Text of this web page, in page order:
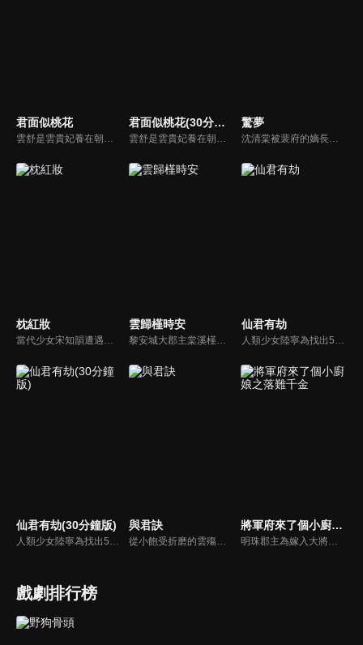
君面似桃花
雲舒是雲貴妃養在朝堂外的一把刀，而她的真實身份是女扮男裝的墨家遺孤。她在幫雲貴妃消除餘孽時，遇到了神秘男子宋煥北，此人表面男寵身份，實際是情報千機閣閣主。兩人互相試探，在危機中共同消滅了背後的黑手。
君面似桃花(30分鐘版)
雲舒是雲貴妃養在朝堂外的一把刀，而她的真實身份是女扮男裝的墨家遺孤。她在幫雲貴妃消除餘孽時，遇到了神秘男子宋煥北，此人表面男寵身份，實際是情報千機閣閣主。兩人互相試探，在危機中共同消滅了背後的黑手。
驚夢
沈清棠被裴府的嫡長子裴琮之收留入府，成為裴府寄人籬下的養女，和裴琮之名義上的妹妹。為擺脫裴家的步步算計、步步緊逼、步步束縛…沈清棠主動出擊，與平南王府世子燕城交好，欲借助新的婚姻擺脫裴府，此舉卻遭大哥裴琮之的反對與阻撓，至此也揭開了裴琮之對她深藏心中的隱晦感情。
枕紅妝 雲歸槿時安
黎安城大郡主棠溪槿與烈雲崢之間曲折動人的情感，以及他們在複雜局勢中堅守初心、勇敢面對困難的愛情故事。
仙君有劫
仙君有劫(30分鐘版)
人類少女陸寧為找出5年前父親被害真相，進入虛擬世界試圖拿到玄靈族第一殺手夜無名的芯片。芯片只有感情波動時才能顯現，陸寧只能不斷攻略夜無名，可陸寧穿進來的身份，正是夜無名千百年悲慘生活的元凶—黑蓮。
與君訣
從小飽受折磨的雲殤為了照顧保護妹妹成為細雨閣的殺手，在執行任務的過程中，被單純善良的國舅公吳鸞打動，繼而愛上吳鸞，當她新的刺殺目標是吳鸞之時，雲殤為了愛情選擇放下屠刀，直面自己的愛人和親人。
將軍府來了個小廚娘之落難千金
明珠郡主為嫁入大將軍府，設計殘害蘇淺淺一家。蘇淺淺開始反擊，明珠和蘇淺淺都分別嫁進將軍府，在內宅之中鬥智鬥力，最終蘇淺淺攜手少年將軍楚君遙，完成復仇大計，並以超凡的廚藝贏得大家的喜愛。
戲劇排行榜